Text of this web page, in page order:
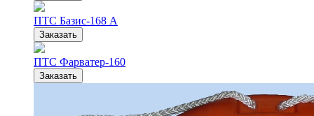
ПТС Базис-168 А
Заказать
ПТС Фарватер-160
Заказать